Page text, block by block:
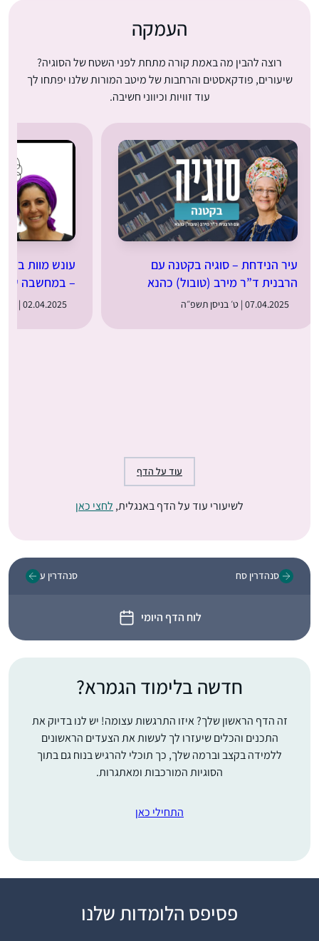
העמקה
רוצה להבין מה באמת קורה מתחת לפני השטח של הסוגיה?
שיעורים, פודקאסטים והרחבות של מיטב המורות שלנו יפתחו לך
עוד זוויות וכיווני חשיבה.
עיר הנידחת – סוגיה בקטנה עם
הרבנית ד”ר מירב (טובול) כהנא
07.04.2025 | ט׳ בניסן תשפ״ה
עונש מוות
– במחשבה
02.04.2025 | ד׳ בניסן תשפ״ה
עוד על הדף
לשיעורי עוד על הדף באנגלית, לחצי כאן
סנהדרין סח
לוח הדף היומי
סנהדרין ע
חדשה בלימוד הגמרא?
זה הדף הראשון שלך? איזו התרגשות עצומה! יש לנו בדיוק את
התכנים והכלים שיעזרו לך לעשות את הצעדים הראשונים
ללמידה בקצב וברמה שלך, כך תוכלי להרגיש בנוח גם בתוך
הסוגיות המורכבות ומאתגרות.
התחילי כאן
פסיפס הלומדות שלנו
. לא תמיד נהניתי מלימוד